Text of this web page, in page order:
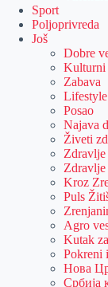
Sport
Poljoprivreda
Još
Dobre
Kulturni
Zabava
Lifestyle
Posao
Najava
Živeti
Zdravlje
Kroz
Puls
Agro
Kutak
Pokreni
Нова
Србија